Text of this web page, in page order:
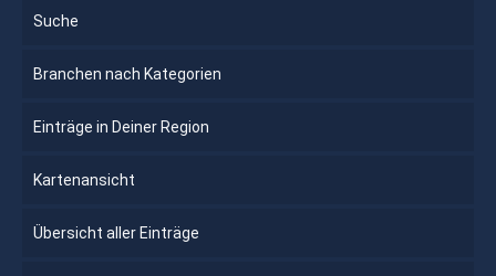
Suche
Branchen nach Kategorien
Einträge in Deiner Region
Kartenansicht
Übersicht aller Einträge